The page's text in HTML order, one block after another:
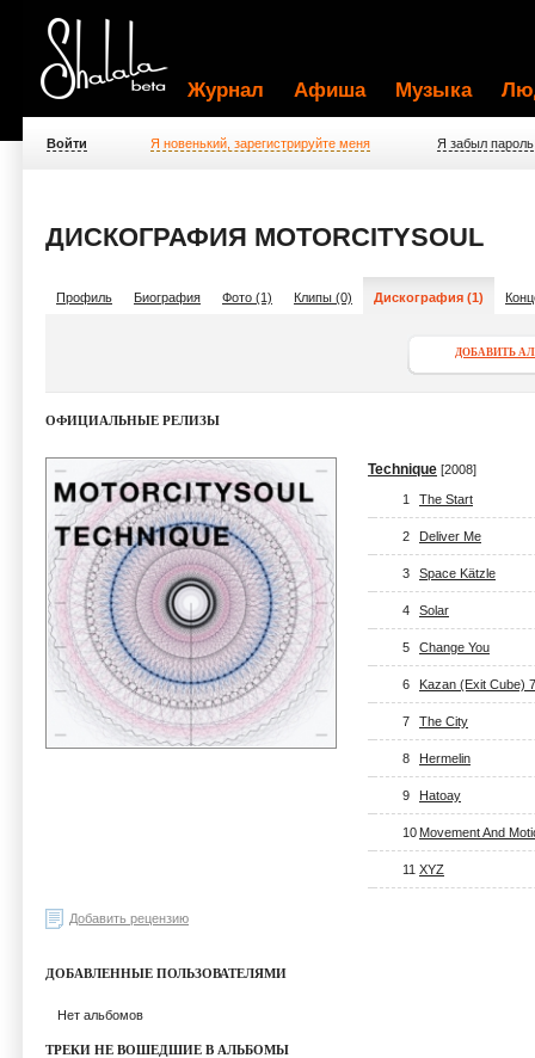
Журнал Афиша Музыка
Войти Я новенький, зарегистрируйте меня Я забыл пароль
ДИСКОГРАФИЯ MOTORCITYSOUL
Профиль Биография Фото (1) Клипы (0) Дискография (1)
ДОБАВИТЬ
ОФИЦИАЛЬНЫЕ РЕЛИЗЫ
Technique [2008]
1 The Start
2 Deliver Me
3 Space Kätzle
4 Solar
5 Change You
6 Kazan (Exit Cube)
7 The City
8 Hermelin
9 Hatoay
10 Movement And
11 XYZ
Добавить рецензию
ДОБАВЛЕННЫЕ ПОЛЬЗОВАТЕЛЯМИ
Нет альбомов
ТРЕКИ НЕ ВОШЕДШИЕ В АЛЬБОМЫ